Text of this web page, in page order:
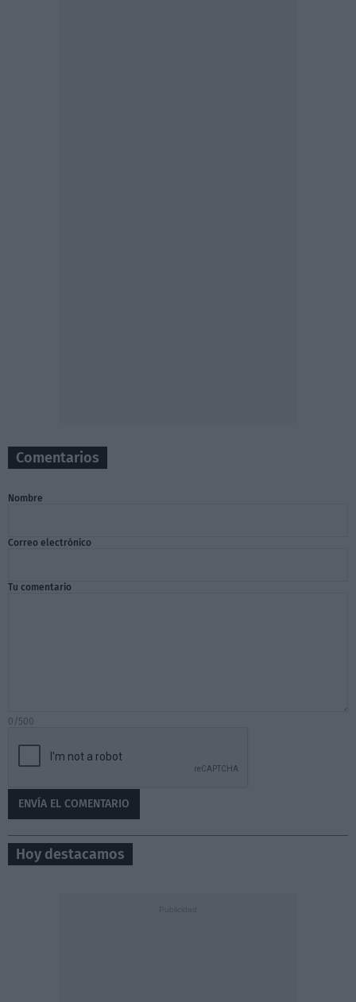
Comentarios
Nombre
Correo electrónico
Tu comentario
0/500
Hoy destacamos